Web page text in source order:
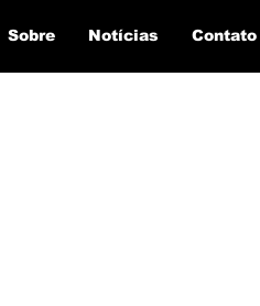
Sobre Notícias Contato